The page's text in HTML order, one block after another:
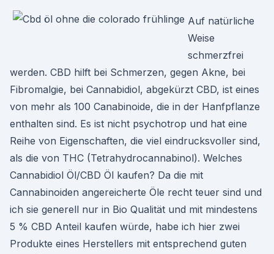
Auf natürliche
Weise
schmerzfrei
werden. CBD hilft bei Schmerzen, gegen Akne, bei
Fibromalgie, bei Cannabidiol, abgekürzt CBD, ist eines
von mehr als 100 Canabinoide, die in der Hanfpflanze
enthalten sind. Es ist nicht psychotrop und hat eine
Reihe von Eigenschaften, die viel eindrucksvoller sind,
als die von THC (Tetrahydrocannabinol). Welches
Cannabidiol Öl/CBD Öl kaufen? Da die mit
Cannabinoiden angereicherte Öle recht teuer sind und
ich sie generell nur in Bio Qualität und mit mindestens
5 % CBD Anteil kaufen würde, habe ich hier zwei
Produkte eines Herstellers mit entsprechend guten